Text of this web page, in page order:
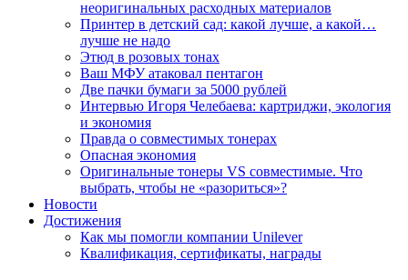
неоригинальных расходных материалов
Принтер в детский сад: какой лучше, а какой…
лучше не надо
Этюд в розовых тонах
Ваш МФУ атаковал пентагон
Две пачки бумаги за 5000 рублей
Интервью Игоря Челебаева: картриджи, экология
и экономия
Правда о совместимых тонерах
Опасная экономия
Оригинальные тонеры VS совместимые. Что
выбрать, чтобы не «разориться»?
Новости
Достижения
Как мы помогли компании Unilever
Квалификация, сертификаты, награды